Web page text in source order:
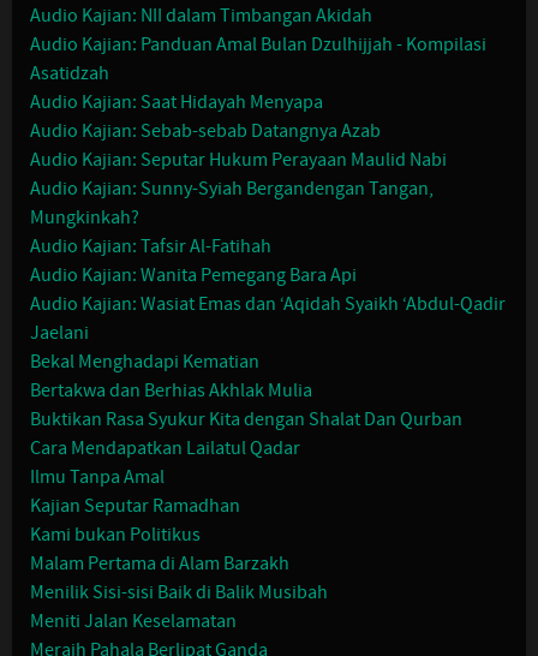
Audio Kajian: NII dalam Timbangan Akidah
Audio Kajian: Panduan Amal Bulan Dzulhijjah - Kompilasi
Asatidzah
Audio Kajian: Saat Hidayah Menyapa
Audio Kajian: Sebab-sebab Datangnya Azab
Audio Kajian: Seputar Hukum Perayaan Maulid Nabi
Audio Kajian: Sunny-Syiah Bergandengan Tangan,
Mungkinkah?
Audio Kajian: Tafsir Al-Fatihah
Audio Kajian: Wanita Pemegang Bara Api
Audio Kajian: Wasiat Emas dan ‘Aqidah Syaikh ‘Abdul-Qadir
Jaelani
Bekal Menghadapi Kematian
Bertakwa dan Berhias Akhlak Mulia
Buktikan Rasa Syukur Kita dengan Shalat Dan Qurban
Cara Mendapatkan Lailatul Qadar
Ilmu Tanpa Amal
Kajian Seputar Ramadhan
Kami bukan Politikus
Malam Pertama di Alam Barzakh
Menilik Sisi-sisi Baik di Balik Musibah
Meniti Jalan Keselamatan
Meraih Pahala Berlipat Ganda